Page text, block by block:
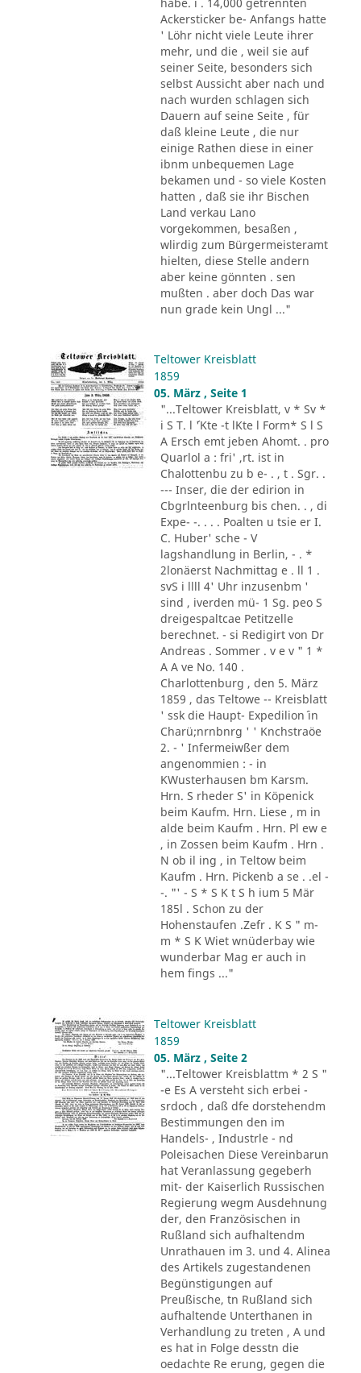
Ackersticker be- Anfangs hatte
' Löhr nicht viele Leute ihrer
mehr, und die , weil sie auf
seiner Seite, besonders sich
selbst Aussicht aber nach und
nach wurden schlagen sich
Dauern auf seine Seite , für
daß kleine Leute , die nur
einige Rathen diese in einer
ibnm unbequemen Lage
bekamen und - so viele Kosten
hatten , daß sie ihr Bischen
Land verkau Lano
vorgekommen, besaßen ,
wlirdig zum Bürgermeisteramt
hielten, diese Stelle andern
aber keine gönnten . sen
mußten . aber doch Das war
nun grade kein Ungl ..."
Teltower Kreisblatt
1859
05. März , Seite 1
"...Teltower Kreisblatt, v * Sv *
i S T. l ´'Kte -t lKte l Form* S l S
A Ersch emt jeben Ahomt. . pro
Quarlol a : fri' ,rt. ist in
Chalottenbu zu b e- . , t . Sgr. .
--- Inser, die der edirion in
Cbgrlnteenburg bis chen. . , di
Expe- -. . . . Poalten u tsie er I.
C. Huber' sche - V
lagshandlung in Berlin, - . *
2lonäerst Nachmittag e . ll 1 .
svS i llll 4' Uhr inzusenbm '
sind , iverden mü- 1 Sg. peo S
dreigespaltcae Petitzelle
berechnet. - si Redigirt von Dr
Andreas . Sommer . v e v " 1 *
A A ve No. 140 .
Charlottenburg , den 5. März
1859 , das Teltowe -- Kreisblatt
' ssk die Haupt- Expedilion´ in
Charü;nrnbnrg ' ' Knchstraöe
2. - ' Infermeiwßer dem
angenommien : - in
KWusterhausen bm Karsm.
Hrn. S rheder S' in Köpenick
beim Kaufm. Hrn. Liese , m in
alde beim Kaufm . Hrn. Pl ew e
, in Zossen beim Kaufm . Hrn .
N ob il ing , in Teltow beim
Kaufm . Hrn. Pickenb a se . .el -
-. "' - S * S K t S h ium 5 Mär
185l . Schon zu der
Hohenstaufen .Zefr . K S " m-
m * S K Wiet wnüderbay wie
wunderbar Mag er auch in
hem fings ..."
Teltower Kreisblatt
1859
05. März , Seite 2
"...Teltower Kreisblattm * 2 S "
-e Es A versteht sich erbei -
srdoch , daß dfe dorstehendm
Bestimmungen den im
Handels- , Industrle - nd
Poleisachen Diese Vereinbarun
hat Veranlassung gegeberh
mit- der Kaiserlich Russischen
Regierung wegm Ausdehnung
der, den Französischen in
Rußland sich aufhaltendm
Unrathauen im 3. und 4. Alinea
des Artikels zugestandenen
Begünstigungen auf
Preußische, tn Rußland sich
aufhaltende Unterthanen in
Verhandlung zu treten , A und
es hat in Folge desstn die
oedachte Re erung, gegen die